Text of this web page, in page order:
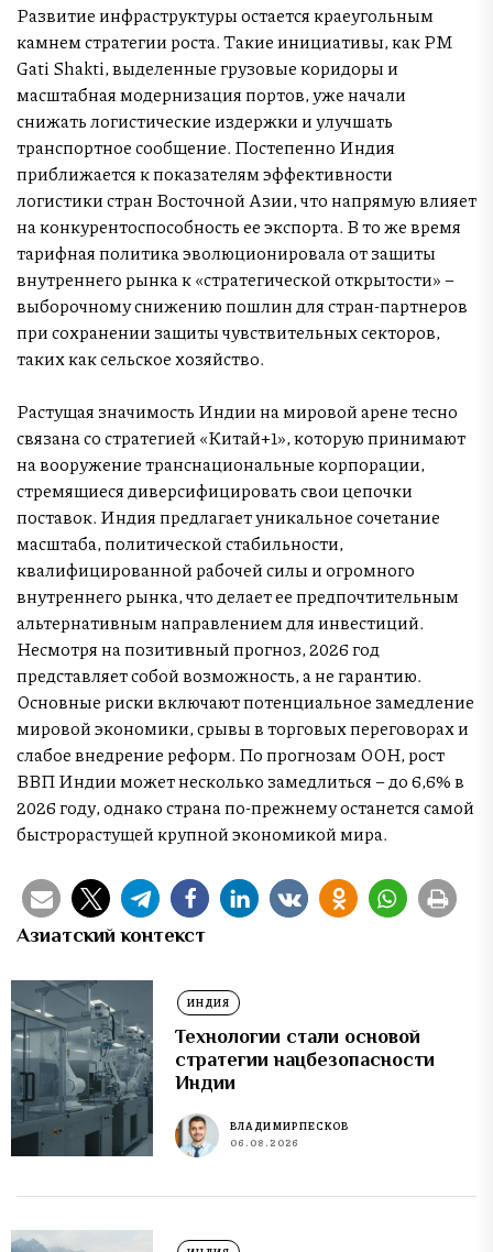
Развитие инфраструктуры остается краеугольным
камнем стратегии роста. Такие инициативы, как PM
Gati Shakti, выделенные грузовые коридоры и
масштабная модернизация портов, уже начали
снижать логистические издержки и улучшать
транспортное сообщение. Постепенно Индия
приближается к показателям эффективности
логистики стран Восточной Азии, что напрямую влияет
на конкурентоспособность ее экспорта. В то же время
тарифная политика эволюционировала от защиты
внутреннего рынка к «стратегической открытости» –
выборочному снижению пошлин для стран-партнеров
при сохранении защиты чувствительных секторов,
таких как сельское хозяйство.
Растущая значимость Индии на мировой арене тесно
связана со стратегией «Китай+1», которую принимают
на вооружение транснациональные корпорации,
стремящиеся диверсифицировать свои цепочки
поставок. Индия предлагает уникальное сочетание
масштаба, политической стабильности,
квалифицированной рабочей силы и огромного
внутреннего рынка, что делает ее предпочтительным
альтернативным направлением для инвестиций.
Несмотря на позитивный прогноз, 2026 год
представляет собой возможность, а не гарантию.
Основные риски включают потенциальное замедление
мировой экономики, срывы в торговых переговорах и
слабое внедрение реформ. По прогнозам ООН, рост
ВВП Индии может несколько замедлиться – до 6,6% в
2026 году, однако страна по-прежнему останется самой
быстрорастущей крупной экономикой мира.
Азиатский контекст
ИНДИЯ
Технологии стали основой
стратегии нацбезопасности
Индии
ВЛАДИМИР ПЕСКОВ
06.08.2026